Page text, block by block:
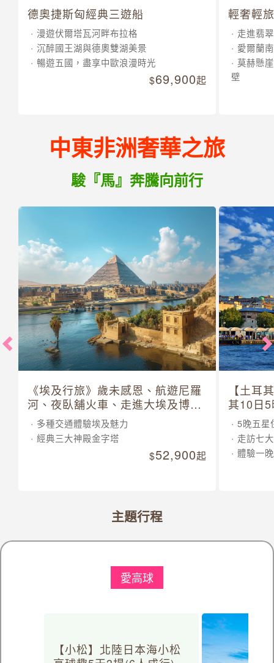
德奧捷斯匈經典三遊船
漫遊伏爾塔瓦河畔布拉格
沉醉國王湖與德奧雙湖美景
暢遊五國，盡享中歐浪漫時光
69,900起
輕奢輕
走進翡
愛爾蘭
莫赫懸
壁
中東非洲奢華之旅
駿『馬』奔騰向前行
《埃及行旅》歲未感恩、航遊尼羅
河、夜臥舖火車、走進大埃及博物
館 10 日
多種交通體驗埃及魅力
經典三大神殿金字塔
52,900起
【土耳
其10日
5晚五星
走訪七
體驗一
愛高球
主題行程
【小松】北陸日本海小松